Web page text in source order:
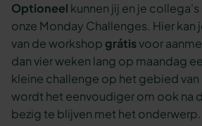
Optioneel kunnen jij en je
onze Monday Challenges. Hier kan
van de workshop grátisvoor
dan vier weken lang op maandag
kleine challenge op het gebied van
wordt het eenvoudiger om ook na
bezig te blijven met het